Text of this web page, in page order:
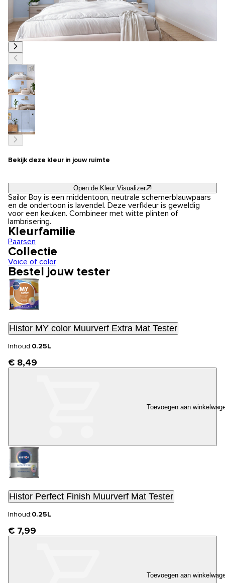
Bekijk deze kleur in jouw ruimte
Open de Kleur Visualizer
Sailor Boy is een middentoon, neutrale schemerblauwpaars
en de ondertoon is lavendel. Deze verfkleur is geweldig
voor een keuken. Combineer met witte plinten of
lambrisering.
Kleurfamilie
Paarsen
Collectie
Voice of color
Bestel jouw tester
Histor MY color Muurverf Extra Mat Tester
Inhoud:0.25L
€ 8,49
Toevoegen aan
Histor Perfect Finish Muurverf Mat Tester
Inhoud:0.25L
€ 7,99
Toevoegen aan